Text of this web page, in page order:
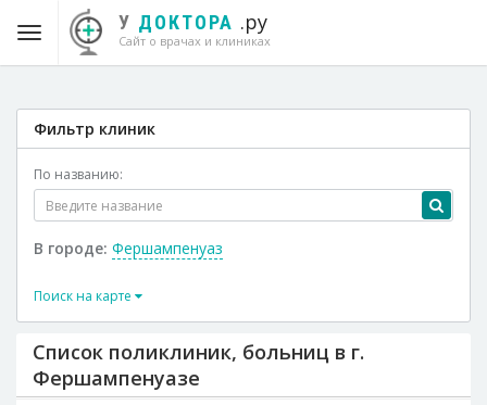
У ДОКТОРА .ру
Сайт о врачах и клиниках
Фильтр клиник
По названию:
В городе: Фершампенуаз
Поиск на карте
Список поликлиник, больниц в г.
Фершампенуазе